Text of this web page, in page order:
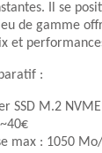
Il se
de gamme
et
:
SSD M.2
max : 1050